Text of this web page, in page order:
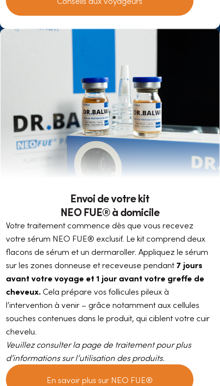
Envoi de votre kit
NEO FUE® à domicile
Votre traitement commence dès que vous recevez
votre sérum NEO FUE® exclusif. Le kit comprend deux
flacons de sérum et un dermaroller. Appliquez le sérum
sur les zones donneuse et receveuse pendant 7 jours
avant votre voyage et 1 jour avant votre greffe de
cheveux.Cela prépare vos follicules pileux à
l’intervention à venir – grâce notamment aux cellules
souches contenues dans le produit, qui ciblent votre cuir
chevelu.
Veuillez consulter la page de traitement pour plus
d’informations sur l’utilisation des produits.
En savoir plus sur NEO FUE®